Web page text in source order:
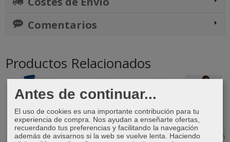
Comentarios
Productos Relacionados
Medias Nike Zapatillas Zapatillas Camiseta New
Antes de continuar...
El uso de cookies es una importante contribución para tu
experiencia de compra. Nos ayudan a enseñarte ofertas,
recuerdando tus preferencias y facilitando la navegación
además de avisarnos si la web se vuelve lenta. Haciendo